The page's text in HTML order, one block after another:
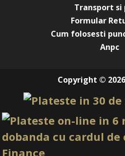
Transport si
Formular
Cum folosesti
Anpc
Copyright ©